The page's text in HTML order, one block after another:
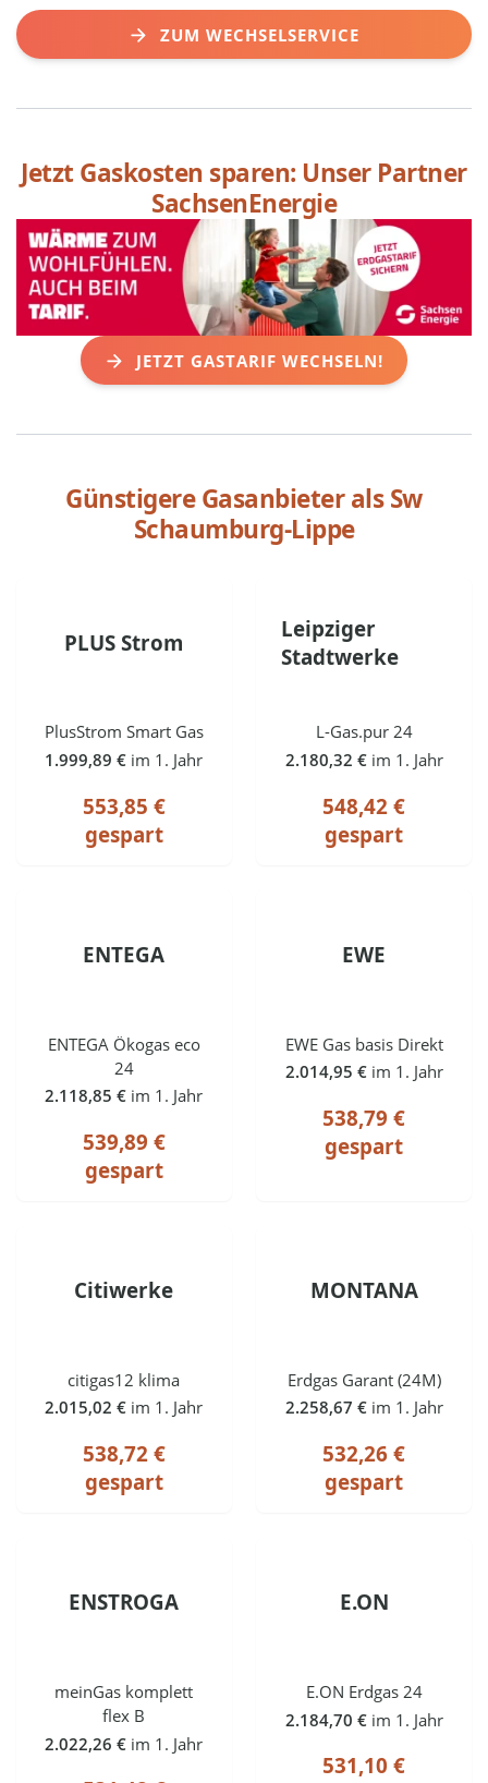
ZUM WECHSELSERVICE
Jetzt Gaskosten sparen: Unser Partner
SachsenEnergie
JETZT GASTARIF WECHSELN!
Günstigere Gasanbieter alsSw
Schaumburg-Lippe
PLUS Strom
PlusStrom Smart Gas
1.999,89 € im 1. Jahr
553,85 €
gespart
Leipziger
Stadtwerke
L-Gas.pur 24
2.180,32 € im 1. Jahr
548,42 €
gespart
ENTEGA
ENTEGA Ökogas eco
24
2.118,85 € im 1. Jahr
539,89 €
gespart
EWE
EWE Gas basis Direkt
2.014,95 € im 1. Jahr
538,79 €
gespart
Citiwerke
citigas12 klima
2.015,02 € im 1. Jahr
538,72 €
gespart
MONTANA
Erdgas Garant (24M)
2.258,67 € im 1. Jahr
532,26 €
gespart
ENSTROGA
meinGas komplett
flex B
2.022,26 € im 1. Jahr
E.ON
E.ON Erdgas 24
2.184,70 € im 1. Jahr
531,10 €